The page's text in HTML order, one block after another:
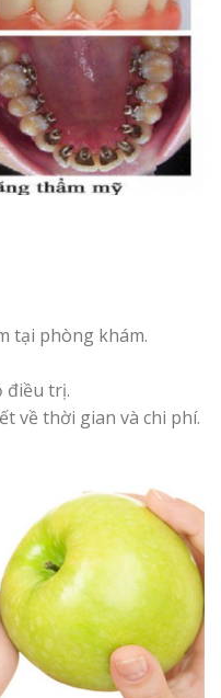
tại phòng khám.
điều trị.
về thời gian và chi phí.